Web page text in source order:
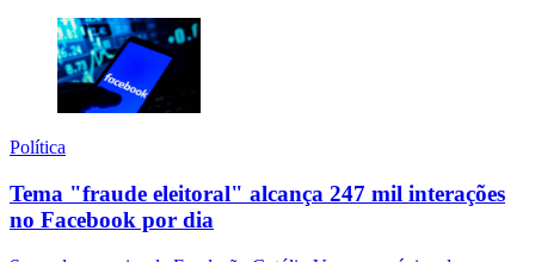
Política
Tema "fraude eleitoral" alcança 247 mil interações
no Facebook por dia